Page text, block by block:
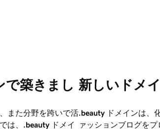
で築きまし
また分野を跨いで活
は、
.beauty ドメイ
新しいドメ
.beauty ドメインは、
ァッションブログを